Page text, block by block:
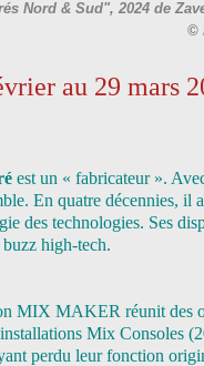
Nord & Sud", 2024 de
©
au 29 mars
est un « fabricateur ».
En quatre décennies, il
des technologies. Ses
buzz high-tech.
MIX MAKER réunit des
Mix Consoles
perdu leur fonction